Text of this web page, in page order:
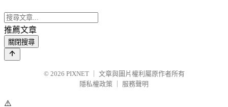
推薦文章
關閉搜尋
© 2026 PIXNET
文章與圖片權利屬原作者所有
隱私權政策
服務聲明
⚠️